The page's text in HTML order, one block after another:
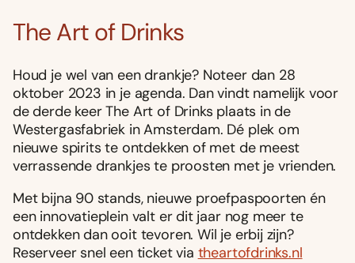
The Art of Drinks
Houd je wel van een drankje? Noteer dan 28
oktober 2023 in je agenda. Dan vindt namelijk voor
de derde keer The Art of Drinks plaats in de
Westergasfabriek in Amsterdam. Dé plek om
nieuwe spirits te ontdekken of met de meest
verrassende drankjes te proosten met je vrienden.
Met bijna 90 stands, nieuwe proefpaspoorten én
een innovatieplein valt er dit jaar nog meer te
ontdekken dan ooit tevoren. Wil je erbij zijn?
Reserveer snel een ticket via theartofdrinks.nl